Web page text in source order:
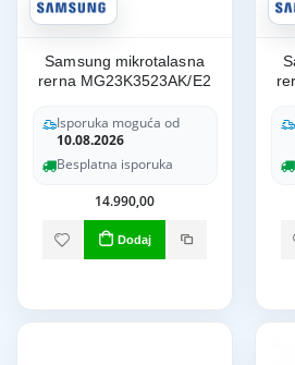
Samsung mikrotalasna
rerna MG23K3523AK/E2
Isporuka moguća od
10.08.2026
Besplatna isporuka
14.990,00
Dodaj